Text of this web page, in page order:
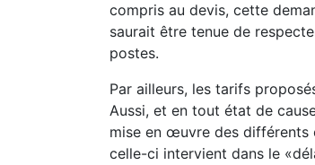
compris au devis, cette
saurait être tenue de
postes.
Par ailleurs, les tarifs
Aussi, et en tout état de
mise en œuvre des différents
celle-ci intervient dans le